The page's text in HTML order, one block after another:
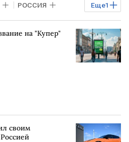
Еще1
РОССИЯ
на "Купер"
своим